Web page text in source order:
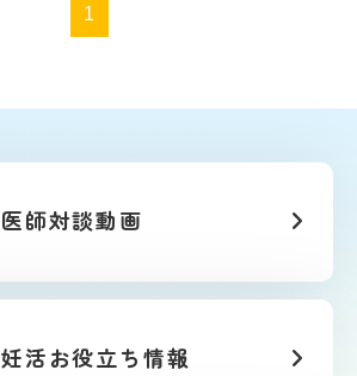
1
医師対談動画
妊活お役立ち情報